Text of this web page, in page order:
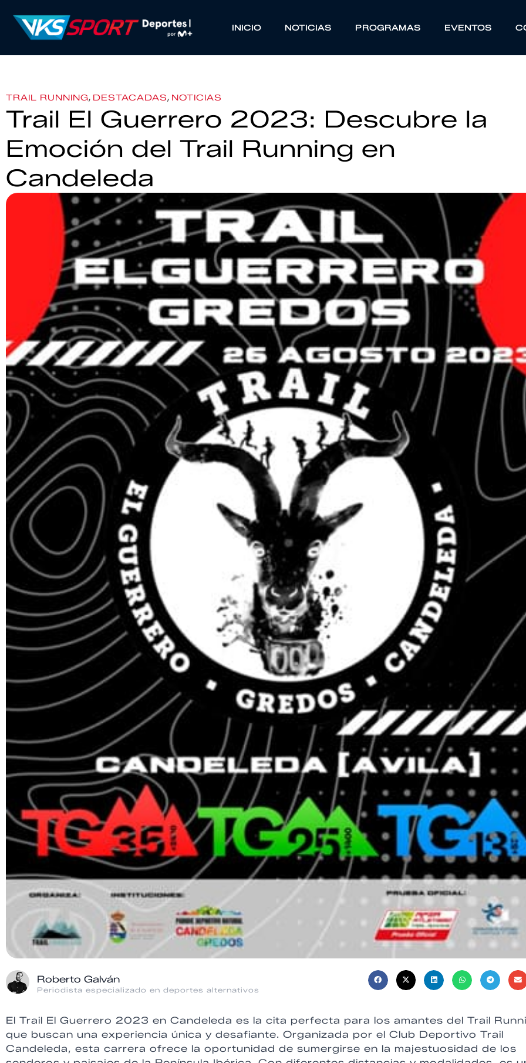
INICIO NOTICIAS PROGRAMAS EVENTOS
TRAIL RUNNING, DESTACADAS, NOTICIAS
Trail El Guerrero 2023: Descubre la
Emoción del Trail Running en
Candeleda
Roberto Galván
Periodista especializado en deportes alternativos
El Trail El Guerrero 2023 en Candeleda es la cita perfecta para los amantes del Trail
que buscan una experiencia única y desafiante. Organizada por el Club Deportivo Trail
Candeleda, esta carrera ofrece la oportunidad de sumergirse en la majestuosidad de los